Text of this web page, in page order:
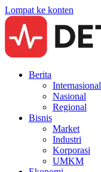
Lompat ke konten
Berita
Internasional
Nasional
Regional
Bisnis
Market
Industri
Korporasi
UMKM